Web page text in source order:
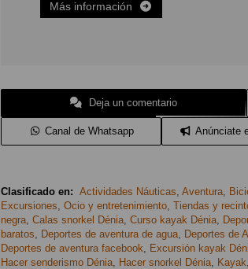
Más información
Deja un comentario
Canal de Whatsapp Anúnciate
Clasificado en: Actividades Náuticas Aventura,
Excursiones Ocio y entretenimiento, Tiendas y
negra, Calas snorkel Dénia, Curso kayak Dénia,
baratos
Deportes de aventura de agua, Deportes de
Deportes de aventura facebook
Excursión kayak
Hacer senderismo Dénia, Hacer snorkel Dénia, Kayak